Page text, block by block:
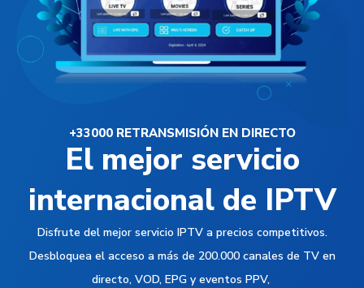
+33000 RETRANSMISIÓN EN DIRECTO
El mejor servicio
internacional de IPTV
Disfrute del mejor servicio IPTV a precios competitivos.
Desbloquea el acceso a más de 200.000 canales de TV en
directo, VOD, EPG y eventos PPV,